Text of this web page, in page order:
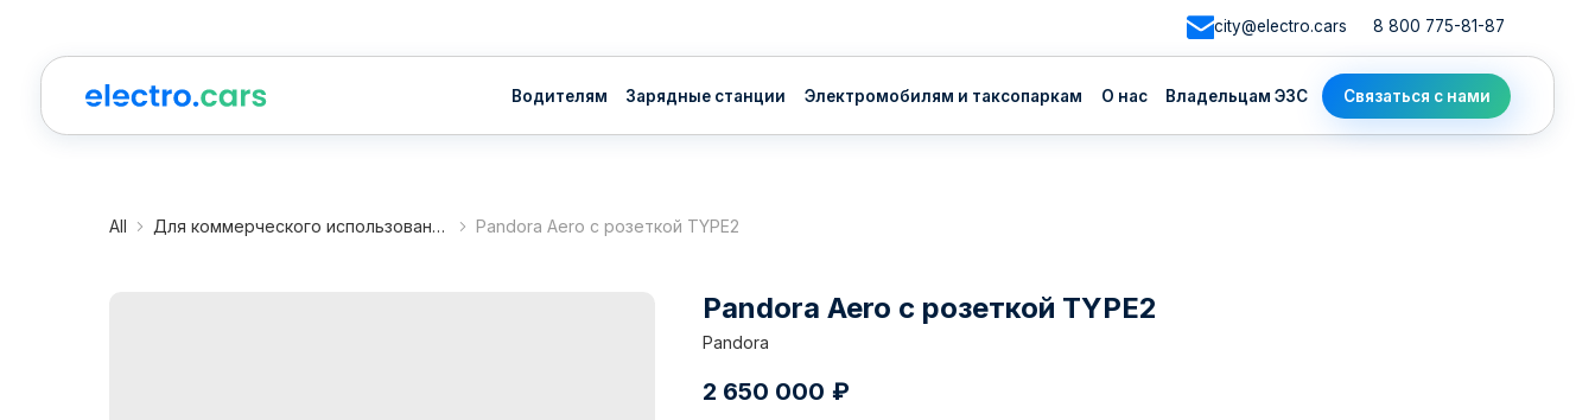
Водителям Зарядные станции Электромобилям и таксопаркам Владельцам ЭЗС Связаться с нами
city@electro.cars 8 800 775-81-87
All Для коммерческого использования Pandora Aero с розеткой TYPE2
Pandora Aero с розеткой TYPE2
Pandora
2 650 000 ₽